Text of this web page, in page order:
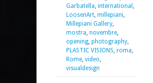
Garbatella, international ,
LoosenArt, millepiani,
Millepiani Gallery,
mostra, novembre,
opening, photography,
PLASTIC VISIONS, roma,
Rome, video,
visualdesign